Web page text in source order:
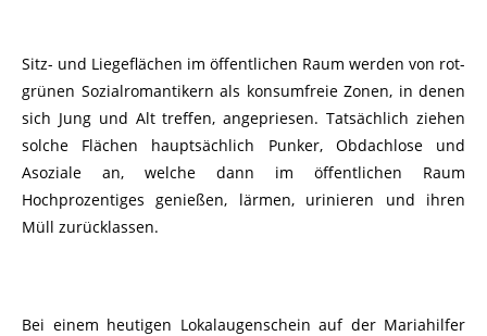
Sitz- und Liegeflächen im öffentlichen Raum werden von rot-
grünen Sozialromantikern als konsumfreie Zonen, in denen
sich Jung und Alt treffen, angepriesen. Tatsächlich ziehen
solche Flächen hauptsächlich Punker, Obdachlose und
Asoziale an, welche dann im öffentlichen Raum
Hochprozentiges genießen, lärmen, urinieren und ihren
Müll zurücklassen.
Bei einem heutigen Lokalaugenschein auf der Mariahilfer